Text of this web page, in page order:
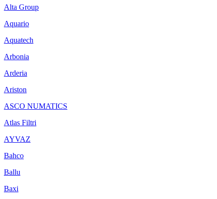
Alta Group
Aquario
Aquatech
Arbonia
Arderia
Ariston
ASCO NUMATICS
Atlas Filtri
AYVAZ
Bahco
Ballu
Baxi